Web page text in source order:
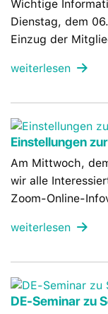
Wichtige
Dienstag, dem
Einzug der
weiterlesen
Einstellungen
Am Mittwoch,
wir alle
Zoom-Online-
weiterlesen
DE-Seminar zu